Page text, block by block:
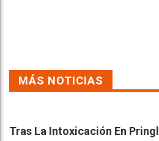
MÁS NOTICIAS
Tras La Intoxicación En